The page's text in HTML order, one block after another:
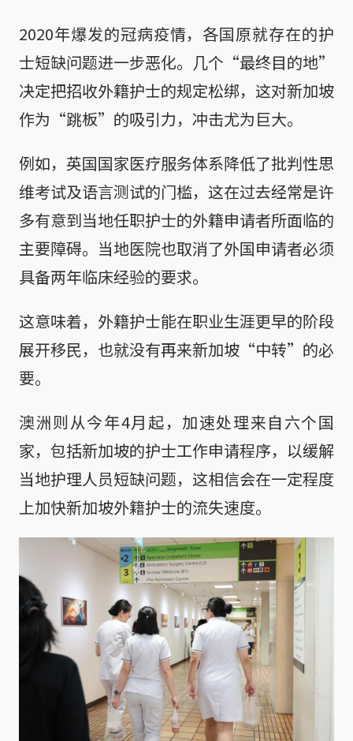
2020年爆发的冠病疫情，各国原就存在的护
士短缺问题进一步恶化。几个“最终目的地”
决定把招收外籍护士的规定松绑，这对新加坡
作为“跳板”的吸引力，冲击尤为巨大。
例如，英国国家医疗服务体系降低了批判性思
维考试及语言测试的门槛，这在过去经常是许
多有意到当地任职护士的外籍申请者所面临的
主要障碍。当地医院也取消了外国申请者必须
具备两年临床经验的要求。
这意味着，外籍护士能在职业生涯更早的阶段
展开移民，也就没有再来新加坡“中转”的必
要。
澳洲则从今年4月起，加速处理来自六个国
家，包括新加坡的护士工作申请程序，以缓解
当地护理人员短缺问题，这相信会在一定程度
上加快新加坡外籍护士的流失速度。